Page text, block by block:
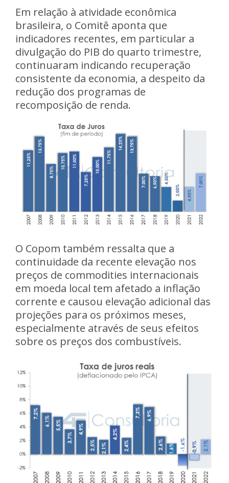
Em relação à atividade econômica
brasileira, o Comitê aponta que
indicadores recentes, em particular a
divulgação do PIB do quarto trimestre,
continuaram indicando recuperação
consistente da economia, a despeito da
redução dos programas de
recomposição de renda.
O Copom também ressalta que a
continuidade da recente elevação nos
preços de commodities internacionais
em moeda local tem afetado a inflação
corrente e causou elevação adicional das
projeções para os próximos meses,
especialmente através de seus efeitos
sobre os preços dos combustíveis.